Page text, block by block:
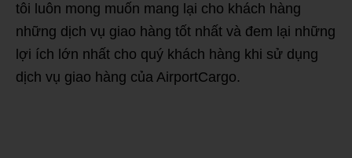
tôi luôn mong muốn mang lại cho khách hàng
những dịch vụ giao hàng tốt nhất và đem lại những
lợi ích lớn nhất cho quý khách hàng khi sử dụng
dịch vụ giao hàng của AirportCargo.